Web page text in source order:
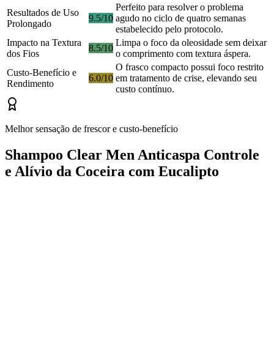
Resultados de Uso
Prolongado
9.5/10
Perfeito para resolver o problema
agudo no ciclo de quatro semanas
estabelecido pelo protocolo.
Impacto na Textura
dos Fios
8.5/10
Limpa o foco da oleosidade sem deixar
o comprimento com textura áspera.
Custo-Benefício e
Rendimento
6.0/10
O frasco compacto possui foco restrito
em tratamento de crise, elevando seu
custo contínuo.
Melhor sensação de frescor e custo-benefício
Shampoo Clear Men Anticaspa Controle
e Alívio da Coceira com Eucalipto